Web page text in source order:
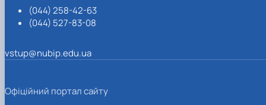
(044) 258-42-63
(044) 527-83-08
vstup@nubip.edu.ua
Офіційний портал сайту